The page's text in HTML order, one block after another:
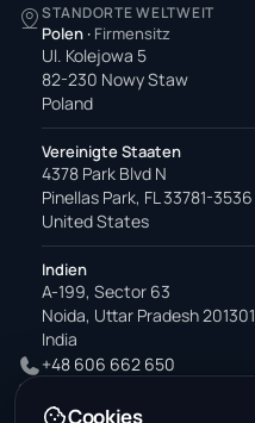
STANDORTE WELTWEIT
Polen · Firmensitz
Ul. Kolejowa 5
82-230 Nowy Staw
Poland
Vereinigte Staaten
4378 Park Blvd N
Pinellas Park, FL 33781-3536
United States
Indien
A-199, Sector 63
Noida, Uttar Pradesh 201301
India
+48 606 662 650
office@wastemarkt.com
Cookies